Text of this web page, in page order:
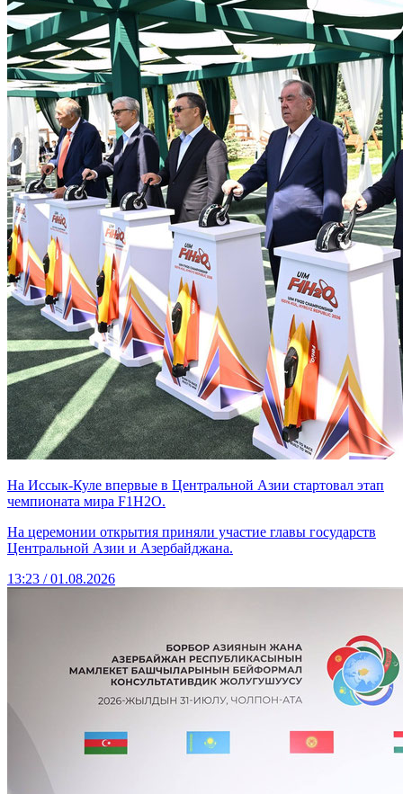
На Иссык-Куле впервые в Центральной Азии стартовал этап
чемпионата мира F1H2O.
На церемонии открытия приняли участие главы государств
Центральной Азии и Азербайджана.
13:23 / 01.08.2026